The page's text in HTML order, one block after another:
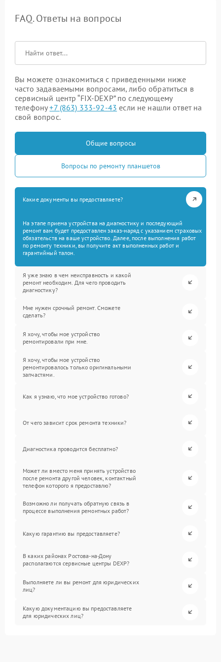
FAQ. Ответы на вопросы
Вы можете ознакомиться с приведенными ниже
часто задаваемыми вопросами, либо обратиться в
сервисный центр “FIX-DEXP” по следующему
телефону+7 (863) 333-92-43 если не нашли ответ на
свой вопрос.
Общие вопросы
Вопросы по ремонту планшетов
Какие документы вы предоставляете?
На этапе приема устройства на диагностику и последующий
ремонт вам будет предоставлен заказ-наряд с указанием страховых
обязательств на ваше устройство. Далее, после выполнения работ
по ремонту техники, вы получите акт выполненных работ и
гарантийный талон.
Я уже знаю в чем неисправность и какой
ремонт необходим. Для чего проводить
диагностику?
Мне нужен срочный ремонт. Сможете
сделать?
Я хочу, чтобы мое устройство
ремонтировали при мне.
Я хочу, чтобы мое устройство
ремонтировалось только оригинальными
запчастями.
Как я узнаю, что мое устройство готово?
От чего зависит срок ремонта техники?
Диагностика проводится бесплатно?
Может ли вместо меня принять устройство
после ремонта другой человек, контактный
телефон которого я предоставлю?
Возможно ли получать обратную связь в
процессе выполнения ремонтных работ?
Какую гарантию вы предоставляете?
В каких районах Ростова-на-Дону
располагаются сервисные центры DEXP?
Выполняете ли вы ремонт для юридических
лиц?
Какую документацию вы предоставляете
для юридических лиц?